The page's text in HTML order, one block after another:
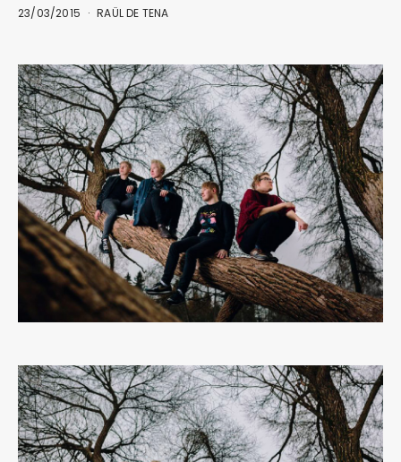
23/03/2015 RAÜL DE TENA
Pues, ahora que esta web está inactiva,
puede interesarte que la aventura
continúa ensinceramente.cc.